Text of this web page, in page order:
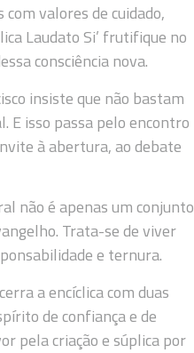
valores de cuidado,
Laudato Si’ frutifique no
consciência nova.
insiste que não bastam
E isso passa pelo encontro
à abertura, ao debate
não é apenas um conjunto
Trata-se de viver
e ternura.
a encíclica com duas
de confiança e de
pela criação e súplica por